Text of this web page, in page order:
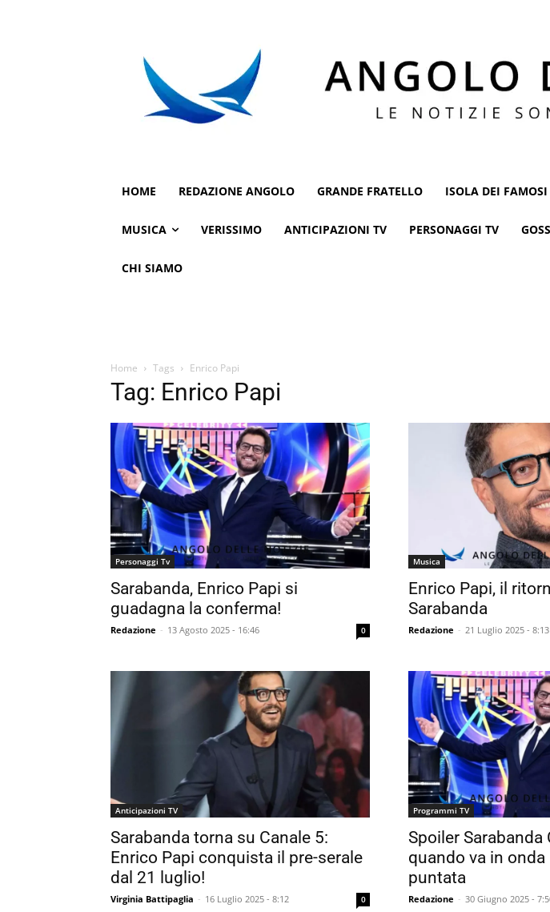
HOME REDAZIONE ANGOLO GRANDE FRATELLO ISOLA DEI FAMOSI
MUSICA VERISSIMO ANTICIPAZIONI TV PERSONAGGI TV
CHI SIAMO
Home Tags Enrico Papi
Tag: Enrico Papi
Personaggi Tv
Sarabanda, Enrico Papi si
guadagna la conferma!
Redazione - 13 Agosto 2025 - 16:46 0
Musica
Enrico Papi, il
Sarabanda
Redazione - 21 Luglio 2025 - 8:13
Anticipazioni TV
Sarabanda torna su Canale 5:
Enrico Papi conquista il pre-serale
dal 21 luglio!
Virginia Battipaglia - 16 Luglio 2025 - 8:12 0
Programmi TV
Spoiler Sarabanda
quando va in
puntata
Redazione - 30 Giugno 2025 -